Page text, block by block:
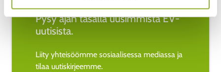
Pysy ajan tasalla uusimmista EV-
uutisista.
Liity yhteisöömme sosiaalisessa mediassa ja
tilaa uutiskirjeemme.